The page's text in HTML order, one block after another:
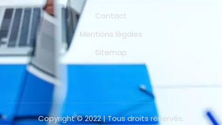
Contact
Mentions légales
Sitemap
Copyright © 2022 | Tous droits réservés.